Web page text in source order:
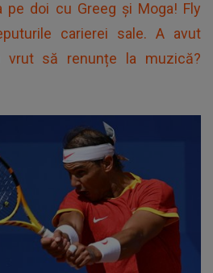
pe doi cu Greeg şi Moga! Fly
carierei sale. A avut
să renunțe la muzică?